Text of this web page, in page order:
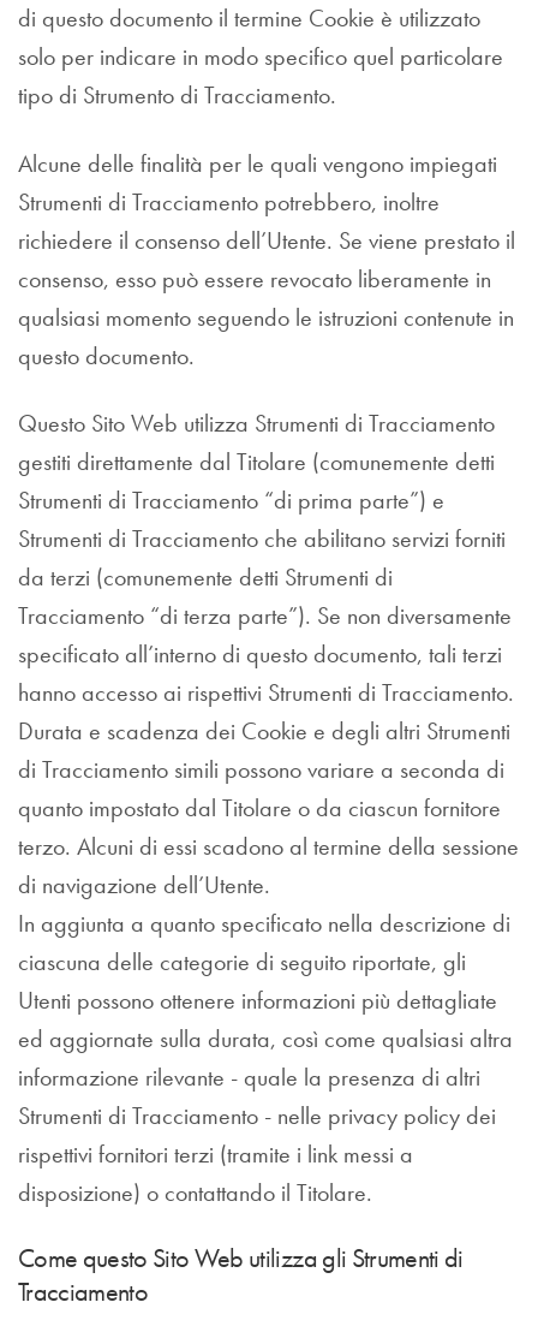
di questo documento il termine Cookie è utilizzato
solo per indicare in modo specifico quel particolare
tipo di Strumento di Tracciamento.
Alcune delle finalità per le quali vengono impiegati
Strumenti di Tracciamento potrebbero, inoltre
richiedere il consenso dell’Utente. Se viene prestato il
consenso, esso può essere revocato liberamente in
qualsiasi momento seguendo le istruzioni contenute in
questo documento.
Questo Sito Web utilizza Strumenti di Tracciamento
gestiti direttamente dal Titolare (comunemente detti
Strumenti di Tracciamento “di prima parte”) e
Strumenti di Tracciamento che abilitano servizi forniti
da terzi (comunemente detti Strumenti di
Tracciamento “di terza parte”). Se non diversamente
specificato all’interno di questo documento, tali terzi
hanno accesso ai rispettivi Strumenti di Tracciamento.
Durata e scadenza dei Cookie e degli altri Strumenti
di Tracciamento simili possono variare a seconda di
quanto impostato dal Titolare o da ciascun fornitore
terzo. Alcuni di essi scadono al termine della sessione
di navigazione dell’Utente.
In aggiunta a quanto specificato nella descrizione di
ciascuna delle categorie di seguito riportate, gli
Utenti possono ottenere informazioni più dettagliate
ed aggiornate sulla durata, così come qualsiasi altra
informazione rilevante - quale la presenza di altri
Strumenti di Tracciamento - nelle privacy policy dei
rispettivi fornitori terzi (tramite i link messi a
disposizione) o contattando il Titolare.
Come questo Sito Web utilizza gli Strumenti di
Tracciamento